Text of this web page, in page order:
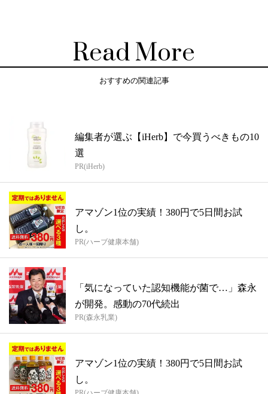
Read More
おすすめの関連記事
編集者が選ぶ【iHerb】で今買うべきもの10
選
PR(iHerb)
アマゾン1位の実績！380円で5日間お試
し。
PR(ハーブ健康本舗)
「気になっていた認知機能が菌で…」森永
が開発。感動の70代続出
PR(森永乳業)
アマゾン1位の実績！380円で5日間お試
し。